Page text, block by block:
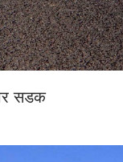
सडक